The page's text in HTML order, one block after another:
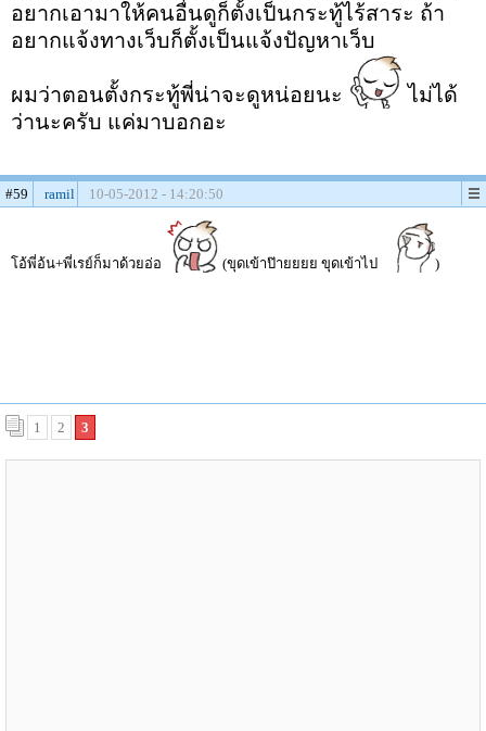
อยากเอามาให้คนอื่นดูก็ตั้งเป็นกระทู้ไร้สาระ ถ้า
อยากแจ้งทางเว็บก็ตั้งเป็นแจ้งปัญหาเว็บ
ผมว่าตอนตั้งกระทู้พี่น่าจะดูหน่อยนะ
ไม่ได้
ว่านะครับ แค่มาบอกอะ
#59 ramil 10-05-2012 - 14:20:50
โอ้พี่อ้น+พี่เรย์ก็มาด้วยอ่อ (ขุดเข้าป๊ายยยย ขุดเข้าไป )
1 2 3